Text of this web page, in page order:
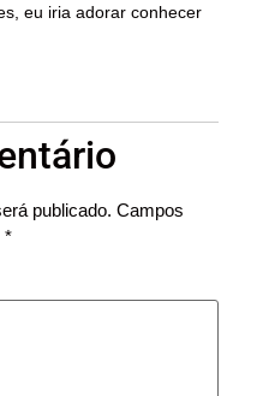
eu iria adorar conhecer
publicado. Campos
*